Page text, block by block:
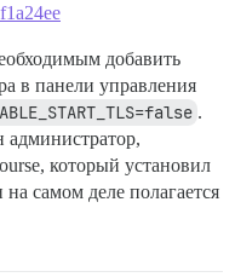
добавить
в панели управления
.
администратор,
который установил
самом деле полагается